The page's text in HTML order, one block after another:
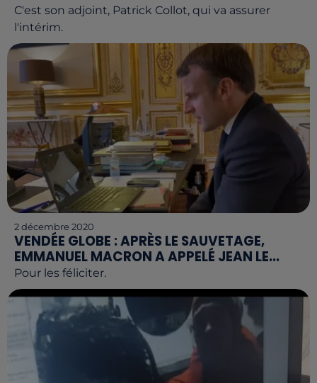
C'est son adjoint, Patrick Collot, qui va assurer
l'intérim.
2 décembre 2020
VENDÉE GLOBE : APRÈS LE SAUVETAGE,
EMMANUEL MACRON A APPELÉ JEAN LE...
Pour les féliciter.